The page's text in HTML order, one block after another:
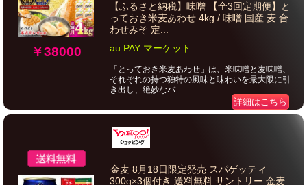
￥38000
【ふるさと納税】味噌 【全3回定期便】と
っておき米麦あわせ 4kg / 味噌 国産 麦 合
わせみそ 定...
au PAY マーケット
「とっておき米麦あわせ」は、米味噌と麦味噌、
それぞれの持つ独特の風味と味わいを最大限に引
き出し、絶妙なバ...
詳細はこちら
金麦 8月18日限定発売 スパゲッティ
300g×3個付き 送料無料 サントリー 金麦